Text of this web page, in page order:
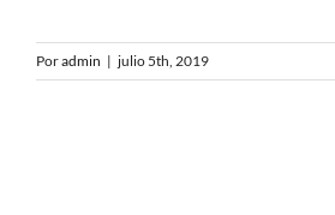
Poradmin | julio 5th, 2019